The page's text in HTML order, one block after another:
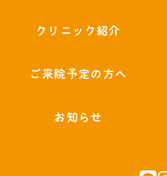
クリニック紹介
ご来院予定の方へ
お知らせ